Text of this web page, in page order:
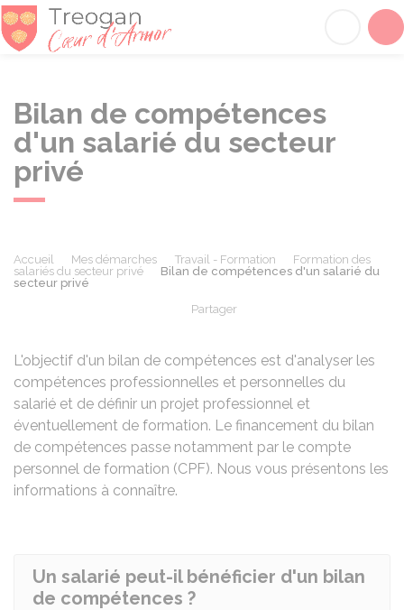
Bilan de compétences
d'un salarié du secteur
privé
Accueil Mes démarches Travail - Formation
Formation des
salariés du secteur privé
Bilan de compétences d'un salarié du
secteur privé
Partager
L'objectif d'un bilan de compétences est d'analyser les
compétences professionnelles et personnelles du
salarié et de définir un projet professionnel et
éventuellement de formation. Le financement du bilan
de compétences passe notamment par le compte
personnel de formation (CPF). Nous vous présentons les
informations à connaître.
Un salarié peut-il bénéficier d'un bilan
de compétences ?